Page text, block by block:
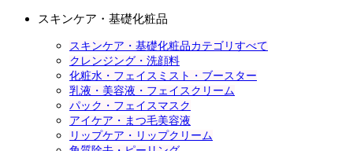
スキンケア・基礎化粧品
スキンケア・基礎化粧品カテゴリすべて
クレンジング・洗顔料
化粧水・フェイスミスト・ブースター
乳液・美容液・フェイスクリーム
パック・フェイスマスク
アイケア・まつ毛美容液
リップケア・リップクリーム